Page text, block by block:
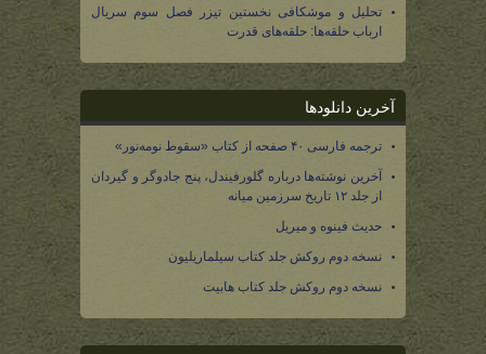
تحلیل و موشکافی نخستین تیزر فصل سوم سریال
ارباب حلقه‌ها: حلقه‌های قدرت
آخرین دانلودها
ترجمه فارسی ۴۰ صفحه از کتاب «سقوط نومه‌نور»
آخرین نوشته‌ها درباره گلورفیندل، پنج جادوگر و گیردان
از جلد ۱۲ تاریخ سرزمین میانه
حدیث فینوه و میریل
نسخه دوم روکش جلد کتاب سیلماریلیون
نسخه دوم روکش جلد کتاب هابیت